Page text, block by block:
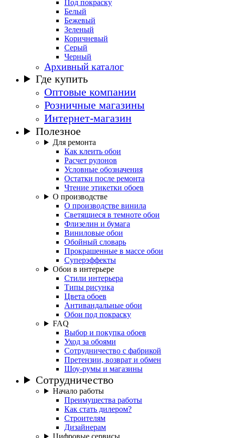
Под покраску
Белый
Бежевый
Зеленый
Коричневый
Серый
Черный
Архивный каталог
Где купить
Оптовые компании
Розничные магазины
Интернет-магазин
Полезное
Для ремонта
Как клеить обои
Расчет рулонов
Условные обозначения
Остатки после ремонта
Чтение этикетки обоев
О производстве
О производстве винила
Светящиеся в темноте обои
Флизелин и бумага
Виниловые обои
Обойный словарь
Прокрашенные в массе обои
Суперэффекты
Обои в интерьере
Стили интерьера
Типы рисунка
Цвета обоев
Антивандальные обои
Обои под покраску
FAQ
Выбор и покупка обоев
Уход за обоями
Сотрудничество с фабрикой
Претензии, возврат и обмен
Шоу-румы и магазины
Сотрудничество
Начало работы
Преимущества работы
Как стать дилером?
Строителям
Дизайнерам
Цифровые сервисы